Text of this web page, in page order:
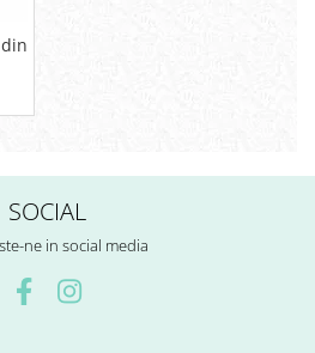
SOCIAL
ne in social media